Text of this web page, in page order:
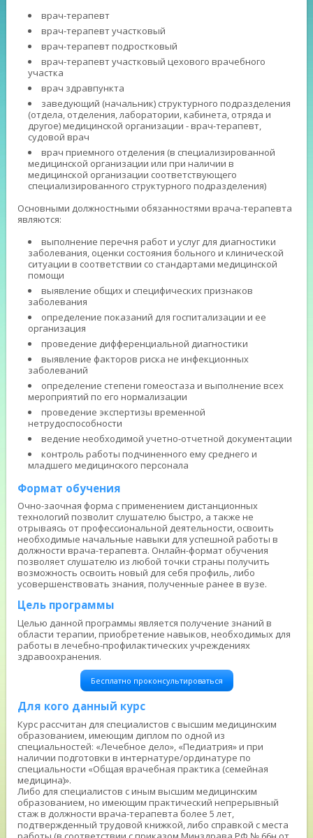
врач-терапевт
врач-терапевт участковый
врач-терапевт подростковый
врач-терапевт участковый цехового врачебного
участка
врач здравпункта
заведующий (начальник) структурного подразделения
(отдела, отделения, лаборатории, кабинета, отряда и
другое) медицинской организации - врач-терапевт,
судовой врач
врач приемного отделения (в специализированной
медицинской организации или при наличии в
медицинской организации соответствующего
специализированного структурного подразделения)
Основными должностными обязанностями врача-терапевта
являются:
выполнение перечня работ и услуг для диагностики
заболевания, оценки состояния больного и клинической
ситуации в соответствии со стандартами медицинской
помощи
выявление общих и специфических признаков
заболевания
определение показаний для госпитализации и ее
организация
проведение дифференциальной диагностики
выявление факторов риска не инфекционных
заболеваний
определение степени гомеостаза и выполнение всех
мероприятий по его нормализации
проведение экспертизы временной
нетрудоспособности
ведение необходимой учетно-отчетной документации
контроль работы подчиненного ему среднего и
младшего медицинского персонала
Формат обучения
Очно-заочная форма с применением дистанционных
технологий позволит слушателю быстро, а также не
отрываясь от профессиональной деятельности, освоить
необходимые начальные навыки для успешной работы в
должности врача-терапевта. Онлайн-формат обучения
позволяет слушателю из любой точки страны получить
возможность освоить новый для себя профиль, либо
усовершенствовать знания, полученные ранее в вузе.
Цель программы
Целью данной программы является получение знаний в
области терапии, приобретение навыков, необходимых для
работы в лечебно-профилактических учреждениях
здравоохранения.
Бесплатно проконсультироваться
Для кого данный курс
Курс рассчитан для специалистов с высшим медицинским
образованием, имеющим диплом по одной из
специальностей: «Лечебное дело», «Педиатрия» и при
наличии подготовки в интернатуре/ординатуре по
специальности «Общая врачебная практика (семейная
медицина)».
Либо для специалистов с иным высшим медицинским
образованием, но имеющим практический непрерывный
стаж в должности врача-терапевта более 5 лет,
подтвержденный трудовой книжкой, либо справкой с места